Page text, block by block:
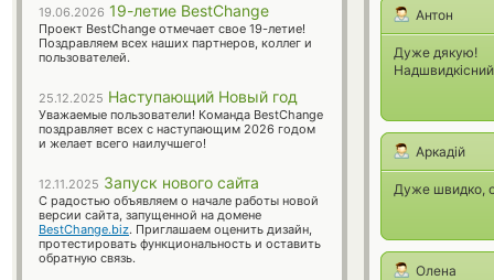
Антон
Дуже дякую!
Аркадій
Дуже швидко,
Олена
19.06.2026 19-летие BestChange
Проект BestChange отмечает свое 19-летие!
Поздравляем всех наших партнеров, коллег и
пользователей.
25.12.2025 Наступающий Новый год
Уважаемые пользователи! Команда BestChange
поздравляет всех с наступающим 2026 годом
и желает всего наилучшего!
12.11.2025 Запуск нового сайта
С радостью объявляем о начале работы новой
версии сайта, запущенной на домене
BestChange.biz. Приглашаем оценить дизайн,
протестировать функциональность и оставить
обратную связь.